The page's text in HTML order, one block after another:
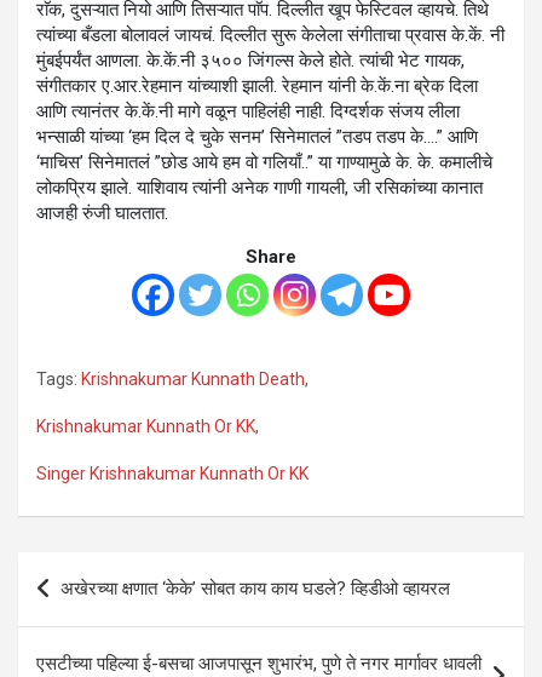
राॅक, दुसऱ्यात नियो आणि तिसऱ्यात पाॅप. दिल्लीत खूप फेस्टिवल व्हायचे. तिथे
त्यांच्या बँडला बोलावलं जायचं. दिल्लीत सुरू केलेला संगीताचा प्रवास के.कें. नी
मुंबईपर्यंत आणला. के.कें.नी ३५०० जिंगल्स केले होते. त्यांची भेट गायक,
संगीतकार ए.आर.रेहमान यांच्याशी झाली. रेहमान यांनी के.कें.ना ब्रेक दिला
आणि त्यानंतर के.कें.नी मागे वळून पाहिलंही नाही. दिग्दर्शक संजय लीला
भन्साळी यांच्या ‘हम दिल दे चुके सनम’ सिनेमातलं ”तडप तडप के….” आणि
‘माचिस’ सिनेमातलं ”छोड आये हम वो गलियाँ..” या गाण्यामुळे के. के. कमालीचे
लोकप्रिय झाले. याशिवाय त्यांनी अनेक गाणी गायली, जी रसिकांच्या कानात
आजही रुंजी घालतात.
Share
Tags: Krishnakumar Kunnath Death,
Krishnakumar Kunnath Or KK,
Singer Krishnakumar Kunnath Or KK
Post
navigation
अखेरच्या क्षणात ‘केके’ सोबत काय काय घडले? व्हिडीओ व्हायरल
एसटीच्या पहिल्या ई-बसचा आजपासून शुभारंभ, पुणे ते नगर मार्गावर धावली